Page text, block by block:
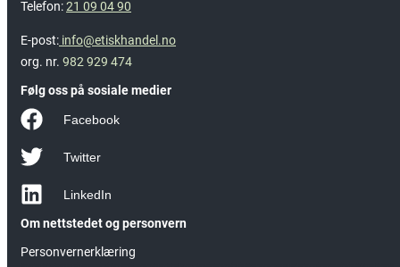
Telefon:21 09 04 90
E-post: info@etiskhandel.no
org. nr. 982 929 474
Følg oss på sosiale medier
Facebook
Twitter
LinkedIn
Om nettstedet og personvern
Personvernerklæring